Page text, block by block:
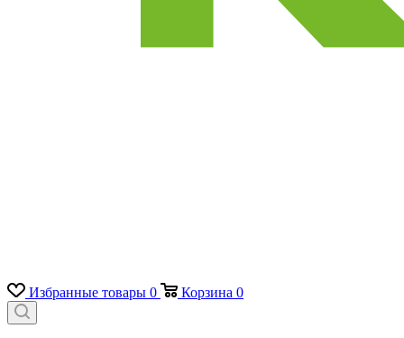
Избранные товары 0 Корзина 0